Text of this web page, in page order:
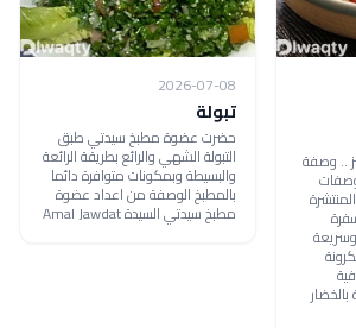
.. وصفة
2026-07-08
تبولة
حضرت عضوة مطبخ سيدتي طبق
التبولة الشهي والرائع بطريقة الرائعة
والبسيطة وبمكونات متوافرة دائما
بالمطبخ الوصفة من اعداد عضوة
مطبخ سيدتي السيدة Amal Jawdat